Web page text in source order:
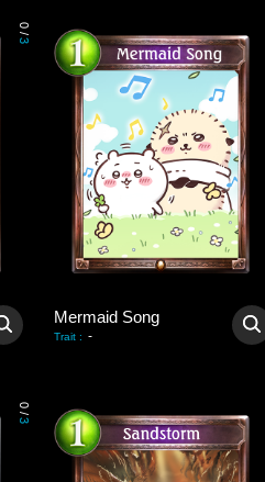
0
/
3
Mermaid Song
Trait : -
0
/
3